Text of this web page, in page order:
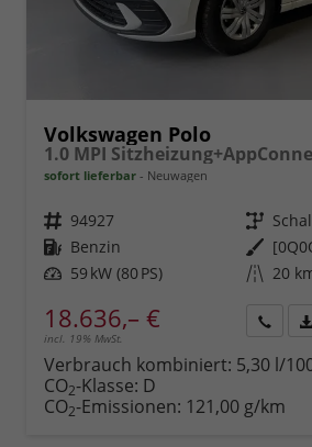
Volkswagen Polo
sofort lieferbar Neuwagen
Fahrzeugnr. 94927 Getriebe
Kraftstoff Benzin Außenfarbe
Leistung 59 kW (80 PS) Kilometerstand 20
18.636,– €
incl. 19% MwSt.
Verbrauch kombiniert: 5,30 l/
CO2-Klasse: D
CO2-Emissionen: 121,00 g/km